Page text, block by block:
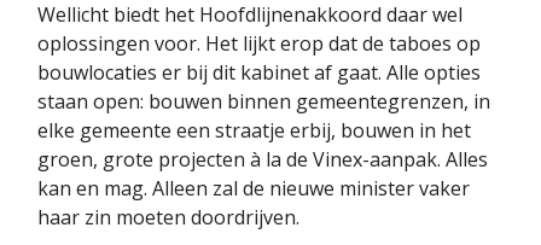
Wellicht biedt het Hoofdlijnenakkoord daar wel
oplossingen voor. Het lijkt erop dat de taboes op
bouwlocaties er bij dit kabinet af gaat. Alle opties
staan open: bouwen binnen gemeentegrenzen, in
elke gemeente een straatje erbij, bouwen in het
groen, grote projecten à la de Vinex-aanpak. Alles
kan en mag. Alleen zal de nieuwe minister vaker
haar zin moeten doordrijven.